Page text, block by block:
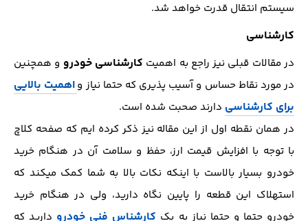
سیستم انتقال قدرت خواهد شد.
کارشناسی
در مقالات قبلی نیز راجع به اهمیت کارشناسی خودرو و همچنین
در مورد نقاط حساس و آسیب پذیری که حتما نیاز واهمیت بالایی
برای کارشناسی دارند صحبت شده است.
در همان نقطه اول از این مقاله نیز ذکر کرده ایم که صفحه کلاچ
با توجه با افزایش قیمت ارز، حفظ و سلامت آن در هنگام خرید
خودرو بسیار بالاست با اینکه نکات بالا به شما کمک میکند که
استهلاک این قطعه را پایین نگاه دارید، ولی در هنگام خرید
خودرو حتما و حتما نیاز به یک کارشناس فنی خودرو دارید که